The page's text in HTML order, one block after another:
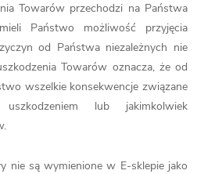
Towarów przechodzi na Państwa
Państwo możliwość przyjęcia
od Państwa niezależnych nie
Towarów oznacza, że od
wszelkie konsekwencje związane
lub jakimkolwiek
nie są wymienione w E-sklepie jako